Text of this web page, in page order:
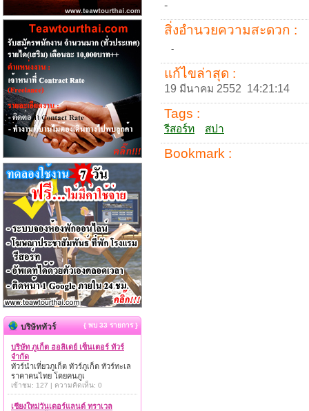
-
สิ่งอำนวยความสะดวก :
-
แก้ไขล่าสุด :
19 มีนาคม 2552 14:21:14
Tags :
รีสอร์ท สปา
Bookmark :
บริษัททัวร์ { พบ 33 รายการ }
บริษัท ภูเก็ต ฮอลิเดย์ เซ็นเตอร์ ทัวร์
จำกัด
ทัวร์นำเที่ยวภูเก็ต ทัวร์ภูเก็ต ทัวร์ทะเล
ราคาคนไทย โดยคนภูเ
เข้าชม: 127 | ความคิดเห็น: 0
เชียงใหม่วันเดอร์แลนด์ ทราเวล